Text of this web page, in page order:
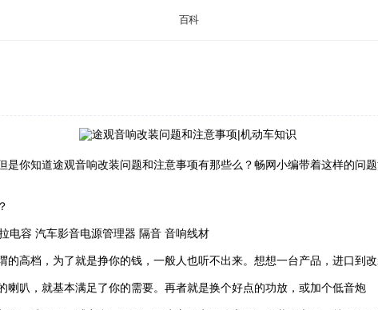
百科
你知道途观音响改装问题和注意事项有那些么？畅网小编带着这样的问
电容 汽车影音电源管理器 隔音 音响线材
高档，为了就是挣你的钱，一般人也听不出来。想想一台产品，进口到
叭，就基本满足了你的需要。再者就是换个好点的功放，或加个低音炮